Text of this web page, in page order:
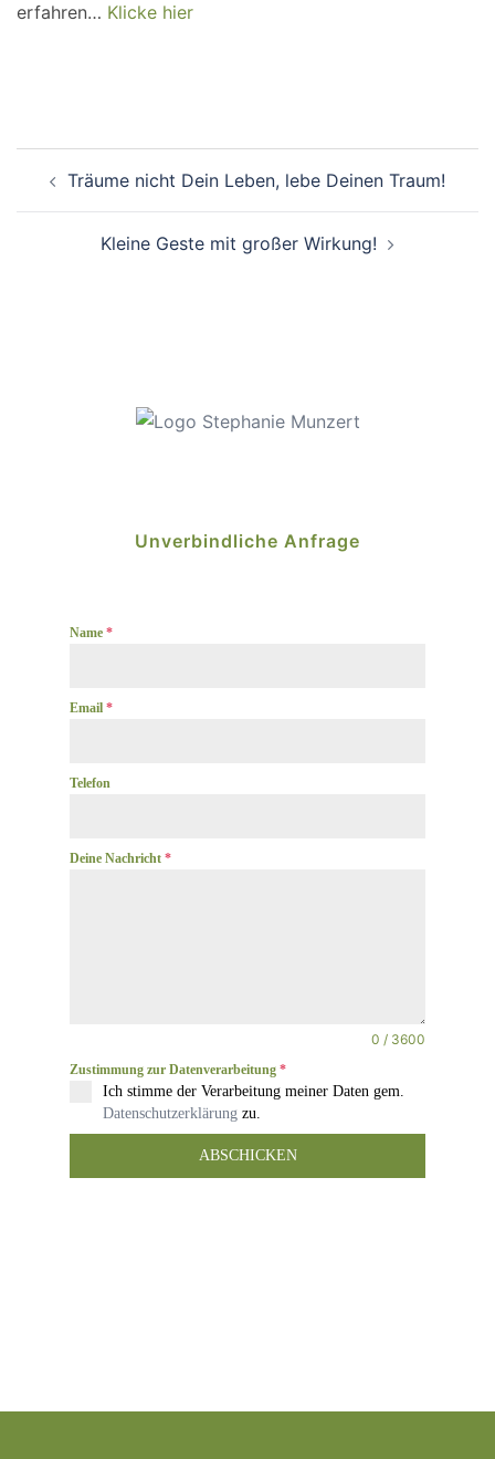
erfahren… Klicke hier
Beitragsnavigation
Träume nicht Dein Leben, lebe Deinen Traum!
Kleine Geste mit großer Wirkung!
Unverbindliche Anfrage
Name *
Email *
Telefon
Deine Nachricht *
0 / 3600
Zustimmung zur Datenverarbeitung *
Ich stimme der Verarbeitung meiner Daten gem.
Datenschutzerklärung zu.
ABSCHICKEN